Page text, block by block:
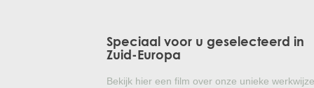
Speciaal voor u geselecteerd in
Zuid-Europa
Bekijk hier een film over onze unieke werkwijze.